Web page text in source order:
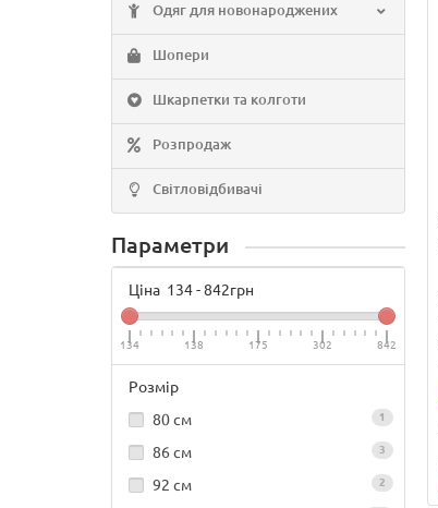
Одяг для новонароджених
Шопери
Шкарпетки та колготи
Розпродаж
Світловідбивачі
Параметри
Ціна 134-842грн
134 138 175 302 842
Розмір
80 см
1
86 см 3
92 см 2